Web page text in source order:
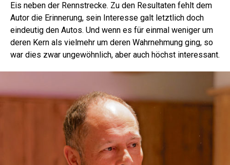
Eis neben der Rennstrecke. Zu den Resultaten fehlt dem
Autor die Erinnerung, sein Interesse galt letztlich doch
eindeutig den Autos. Und wenn es für einmal weniger um
deren Kern als vielmehr um deren Wahrnehmung ging, so
war dies zwar ungewöhnlich, aber auch höchst interessant.